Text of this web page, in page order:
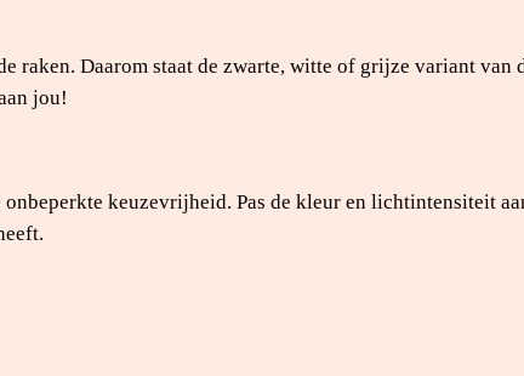
raken. Daarom staat de zwarte, witte of grijze variant
jou!
keuzevrijheid. Pas de kleur en lichtintensiteit